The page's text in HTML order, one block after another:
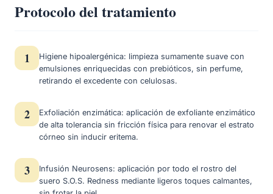
Protocolo del tratamiento
1
Higiene hipoalergénica: limpieza sumamente suave con
emulsiones enriquecidas con prebióticos, sin perfume,
retirando el excedente con celulosas.
2
Exfoliación enzimática: aplicación de exfoliante enzimático
de alta tolerancia sin fricción física para renovar el estrato
córneo sin inducir eritema.
3
Infusión Neurosens: aplicación por todo el rostro del
suero S.O.S. Redness mediante ligeros toques calmantes,